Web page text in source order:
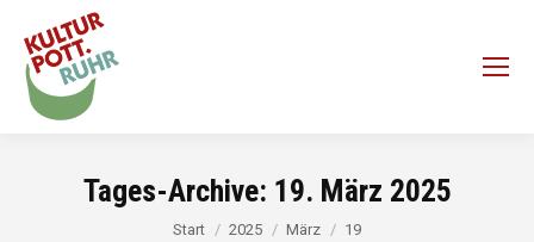
Tages-Archive: 19. März 2025
Sie befinden sich hier:
Start 2025 März 19